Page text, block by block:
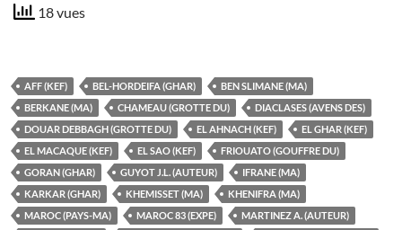
18 vues
AFF (KEF) BEL-HORDEIFA (GHAR)
BEN SLIMANE (MA)
BERKANE (MA)
CHAMEAU (GROTTE DU)
DIACLASES (AVENS DES)
DOUAR DEBBAGH (GROTTE DU)
EL AHNACH (KEF)
EL GHAR (KEF)
EL MACAQUE (KEF)
EL SAO (KEF)
FRIOUATO (GOUFFRE DU)
GORAN (GHAR)
GUYOT J.L. (AUTEUR)
IFRANE (MA)
KARKAR (GHAR)
KHEMISSET (MA)
KHENIFRA (MA)
MAROC (PAYS-MA)
MAROC 83 (EXPE)
MARTINEZ A. (AUTEUR)